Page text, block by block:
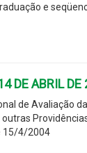
e
DE ABRIL DE
de Avaliação
outras
15/4/2004